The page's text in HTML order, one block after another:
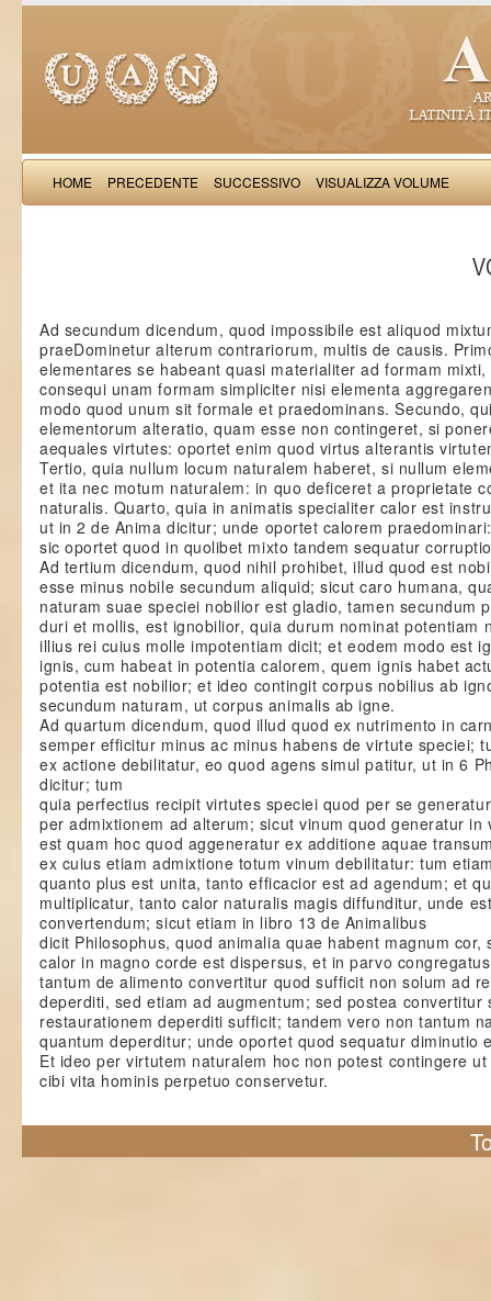
HOME PRECEDENTE SUCCESSIVO VISUALIZZA VOLUME
Ad secundum dicendum, quod impossibile est aliquod
praeDominetur alterum contrariorum, multis de causis.
elementares se habeant quasi materialiter ad formam
consequi unam formam simpliciter nisi elementa
modo quod unum sit formale et praedominans. Secundo,
elementorum alteratio, quam esse non contingeret, si
aequales virtutes: oportet enim quod virtus alterantis
Tertio, quia nullum locum naturalem haberet, si nullum
et ita nec motum naturalem: in quo deficeret a proprietate
naturalis. Quarto, quia in animatis specialiter calor est
ut in 2 de Anima dicitur; unde oportet calorem
sic oportet quod in quolibet mixto tandem sequatur
Ad tertium dicendum, quod nihil prohibet, illud quod est
esse minus nobile secundum aliquid; sicut caro humana,
naturam suae speciei nobilior est gladio, tamen secundum
duri et mollis, est ignobilior, quia durum nominat potentiam
illius rei cuius molle impotentiam dicit; et eodem modo est
ignis, cum habeat in potentia calorem, quem ignis habet
potentia est nobilior; et ideo contingit corpus nobilius ab
secundum naturam, ut corpus animalis ab igne.
Ad quartum dicendum, quod illud quod ex nutrimento in
semper efficitur minus ac minus habens de virtute speciei;
ex actione debilitatur, eo quod agens simul patitur, ut in 6
dicitur; tum
quia perfectius recipit virtutes speciei quod per se
per admixtionem ad alterum; sicut vinum quod generatur in
est quam hoc quod aggeneratur ex additione aquae
ex cuius etiam admixtione totum vinum debilitatur: tum
quanto plus est unita, tanto efficacior est ad agendum; et
multiplicatur, tanto calor naturalis magis diffunditur, unde
convertendum; sicut etiam in libro 13 de Animalibus
dicit Philosophus, quod animalia quae habent magnum cor,
calor in magno corde est dispersus, et in parvo
tantum de alimento convertitur quod sufficit non solum ad
deperditi, sed etiam ad augmentum; sed postea convertitur
restaurationem deperditi sufficit; tandem vero non tantum
quantum deperditur; unde oportet quod sequatur diminutio
Et ideo per virtutem naturalem hoc non potest contingere
cibi vita hominis perpetuo conservetur.